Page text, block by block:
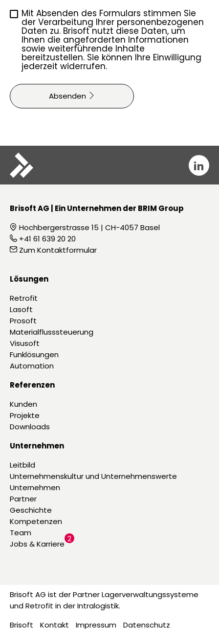
Mit Absenden des Formulars stimmen Sie
der Verarbeitung Ihrer personenbezogenen
Daten zu. Brisoft nutzt diese Daten, um
Ihnen die angeforderten Informationen
sowie weiterführende Inhalte
bereitzustellen. Sie können Ihre Einwilligung
jederzeit widerrufen.
Absenden

Brisoft AG | Ein Unternehmen der BRIM Group
 Hochbergerstrasse 15 | CH-4057 Basel
 +41 61 639 20 20
 Zum Kontaktformular
Lösungen
Retrofit
Lasoft
Prosoft
Materialflusssteuerung
Visusoft
Funklösungen
Automation
Unternehmen
Leitbild
Unternehmenskultur und Unternehmenswerte
Unternehmen
Partner
Geschichte
Kompetenzen
Team
Jobs & Karriere
2
Referenzen
Kunden
Projekte
Downloads
Brisoft AG ist der Partner Lagerverwaltungssysteme
und Retrofit in der Intralogistik.
Brisoft
Kontakt Impressum Datenschutz